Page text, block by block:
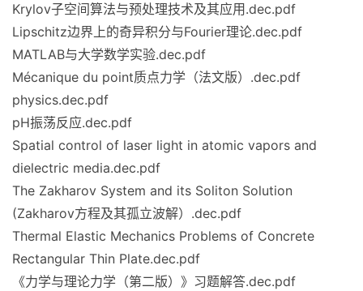
Krylov子空间算法与预处理技术及其应用.dec.pdf
Lipschitz边界上的奇异积分与Fourier理论.dec.pdf
MATLAB与大学数学实验.dec.pdf
Mécanique du point质点力学（法文版）.dec.pdf
physics.dec.pdf
pH振荡反应.dec.pdf
Spatial control of laser light in atomic vapors and
dielectric media.dec.pdf
The Zakharov System and its Soliton Solution
(Zakharov方程及其孤立波解）.dec.pdf
Thermal Elastic Mechanics Problems of Concrete
Rectangular Thin Plate.dec.pdf
《力学与理论力学（第二版）》习题解答.dec.pdf